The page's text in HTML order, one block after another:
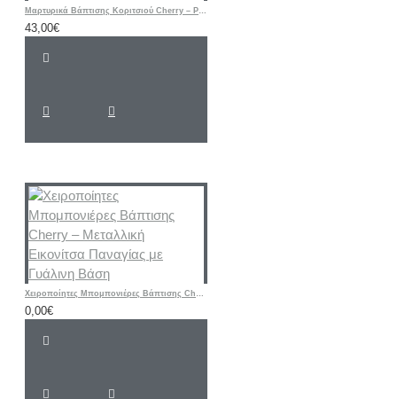
Μαρτυρικά Βάπτισης Κοριτσιού Cherry – Ροζ & Μπεζ Βραχιόλια με Δερμάτινο Κορδόνι και Μεταλλικό Σταυρό
43,00€
Χειροποίητες Μπομπονιέρες Βάπτισης Cherry – Μεταλλική Εικονίτσα Παναγίας με Γυάλινη Βάση
0,00€